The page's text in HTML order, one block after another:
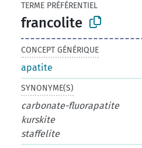
TERME PRÉFÉRENTIEL
francolite
CONCEPT GÉNÉRIQUE
apatite
SYNONYME(S)
carbonate-fluorapatite
kurskite
staffelite